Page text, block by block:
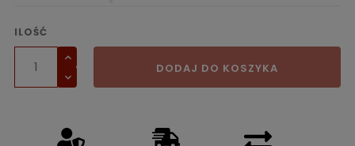
ILOŚĆ
DODAJ DO KOSZYKA